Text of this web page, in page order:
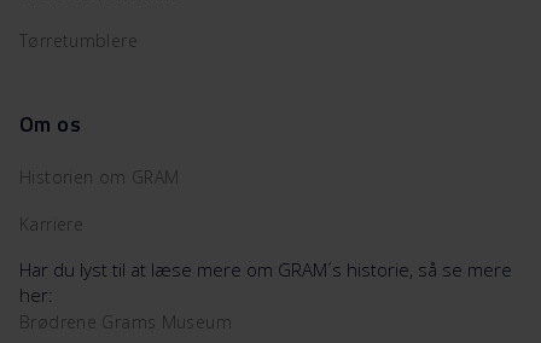
Tørretumblere
Om os
Historien om GRAM
Karriere
Har du lyst til at læse mere om GRAM´s historie, så se mere
her:
Brødrene Grams Museum